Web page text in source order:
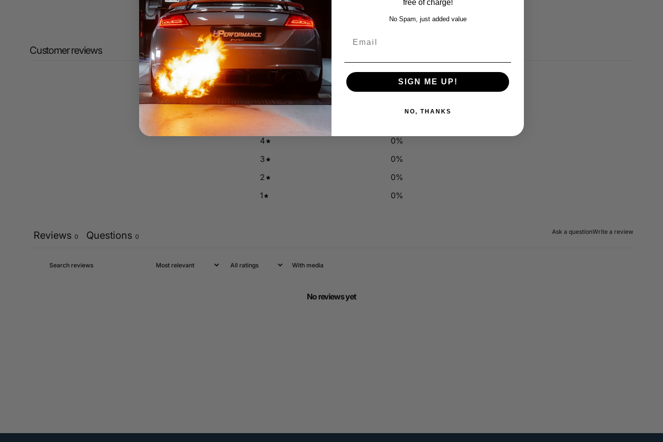
Customer reviews
0 0 reviews
5
4
0%
3
0%
2
0%
1
0%
Ask a questionWrite a review
Reviews 0 Questions 0
With media
No reviews yet
free of charge!
No Spam, just added value
SIGN ME UP!
NO, THANKS